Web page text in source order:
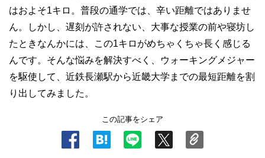
はおよそ1キロ。普段の通学では、辛い距離ではありませ
ん。しかし、遅刻が許されない、大事な授業の前や寝坊し
たときなんかには、この1キロがめちゃくちゃ長く感じる
んです。そんな悩みを解決すべく、ウォーキングメジャー
を駆使して、近鉄長瀬駅から近畿大学までの最短距離を割
り出してみました。
この記事をシェア